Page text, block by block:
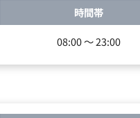
時間帯
08:00 ～ 23:00